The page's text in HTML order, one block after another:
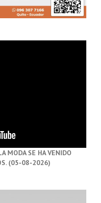
MODA SE HA VENIDO
(05-08-2026)